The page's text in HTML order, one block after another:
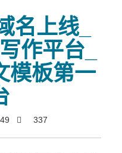
名上线_
作平台_
模板第一
337